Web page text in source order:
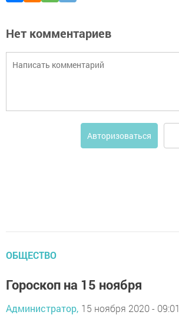
Нет комментариев
Авторизоваться
ОБЩЕСТВО
Гороскоп на 15 ноября
Администратор, 15 ноября 2020 - 09:01